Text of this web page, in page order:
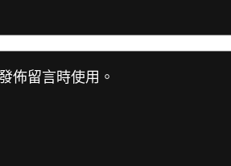
佈留言時使用。